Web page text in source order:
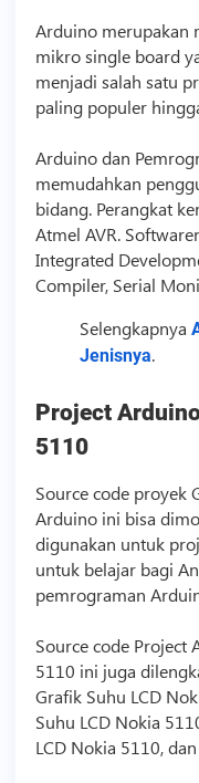
Arduino merupakan
mikro single board
menjadi salah satu
paling populer
Arduino dan
memudahkan
bidang. Perangkat
Atmel AVR.
Integrated
Compiler, Serial
Selengkapnya
Jenisnya.
Project
5110
Source codeproyek
Arduino ini bisa
digunakan untuk
untuk belajar bagi
pemrograman
Source codeProject
5110 ini juga
Grafik Suhu LCD
Suhu LCD Nokia
LCD Nokia 5110,